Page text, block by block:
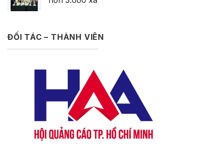
ĐỐI TÁC – THÀNH VIÊN